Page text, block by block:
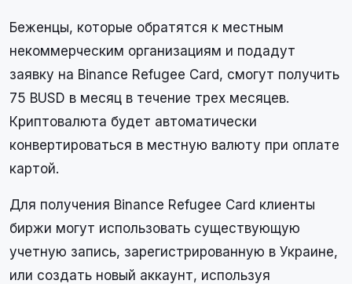
Беженцы, которые обратятся к местным
некоммерческим организациям и подадут
заявку на Binance Refugee Card, смогут получить
75 BUSD в месяц в течение трех месяцев.
Криптовалюта будет автоматически
конвертироваться в местную валюту при оплате
картой.
Для получения Binance Refugee Card клиенты
биржи могут использовать существующую
учетную запись, зарегистрированную в Украине,
или создать новый аккаунт, используя